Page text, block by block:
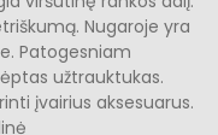
Nugaroje yra
Patogesniam
užtrauktukas.
įvairius aksesuarus.